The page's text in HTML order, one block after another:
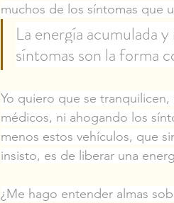
muchos de los síntomas que
La energía acumulada
síntomas son la forma
Yo quiero que se
médicos, ni ahogando los
menos estos vehículos, que
insisto, es de liberar una
¿Me hago entender almas